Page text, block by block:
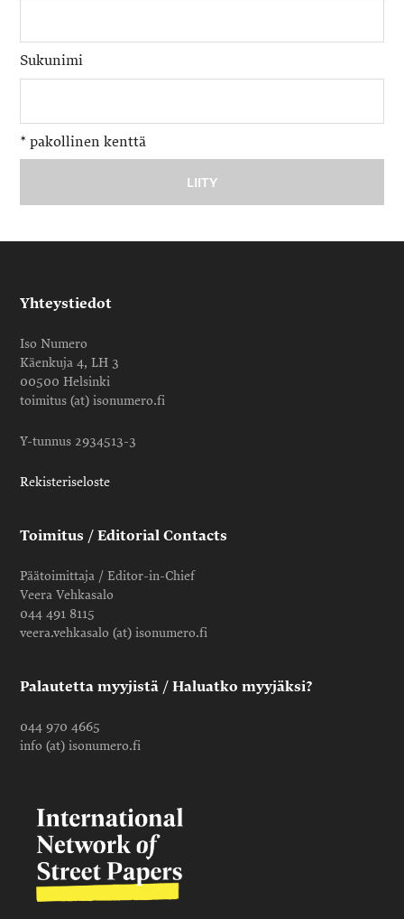
Sukunimi
* pakollinen kenttä
Yhteystiedot
Iso Numero
Käenkuja 4, LH 3
00500 Helsinki
toimitus (at) isonumero.fi
Y-tunnus 2934513-3
Rekisteriseloste
Toimitus / Editorial Contacts
Päätoimittaja / Editor-in-Chief
Veera Vehkasalo
044 491 8115
veera.vehkasalo (at) isonumero.fi
Palautetta myyjistä / Haluatko myyjäksi?
044 970 4665
info (at) isonumero.fi